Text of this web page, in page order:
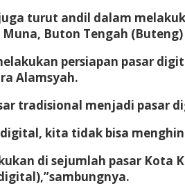
turut andil dalam
Buton Tengah
persiapan pasar
Alamsyah.
tradisional menjadi pasar
kita tidak bisa
di sejumlah pasar Kota